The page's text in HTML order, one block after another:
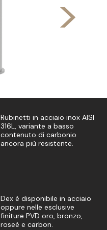
Rubinetti in acciaio inox AISI
316L, variante a basso
contenuto di carbonio
ancora più resistente.
Dex è disponibile in acciaio
oppure nelle esclusive
finiture PVD oro, bronzo,
roseè e carbon.